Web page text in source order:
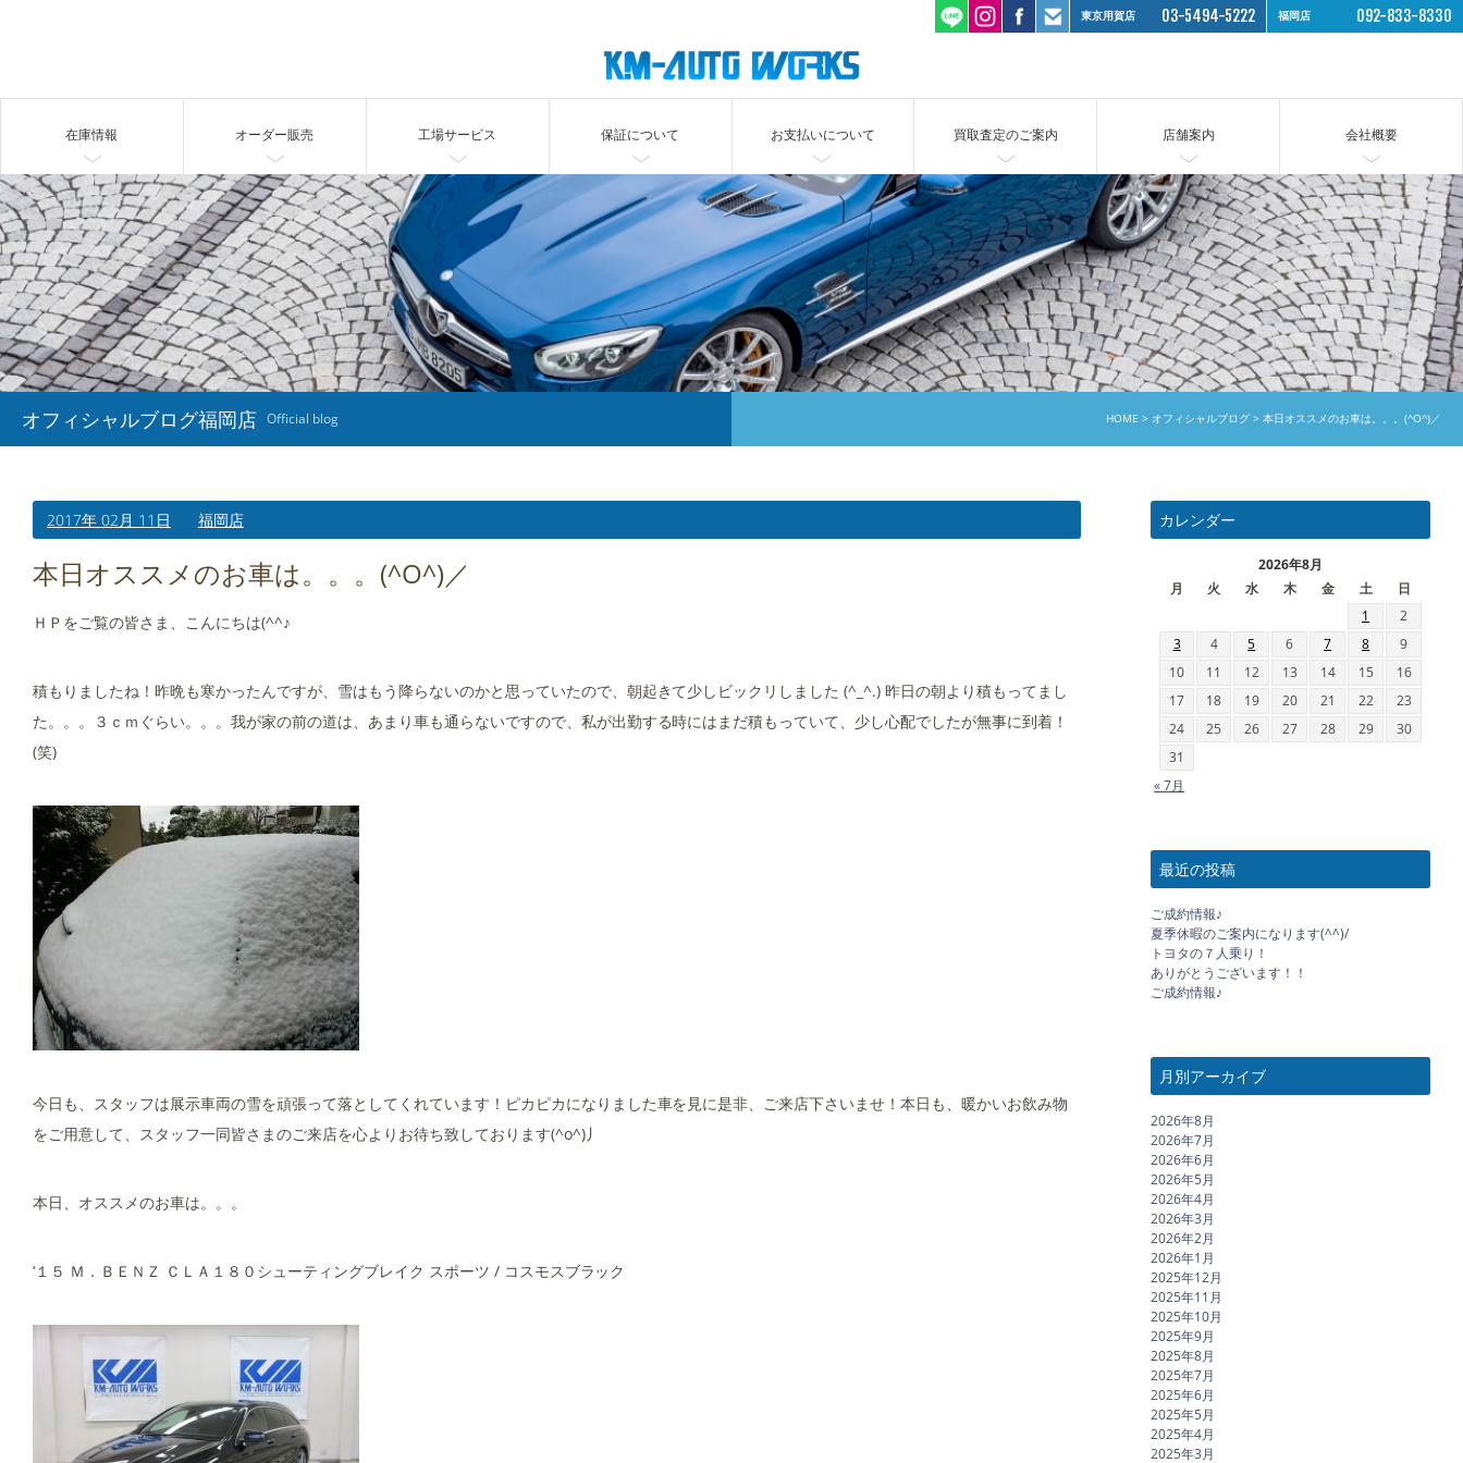
東京用賀店 03-5494-5222 福岡店 092-833-8330
在庫情報 オーダー販売 工場サービス 保証について お支払いについて 買取査定のご案内 店舗案内 会社概要
オフィシャルブログ福岡店 Official blog HOME オフィシャルブログ 本日オススメのお車は。。。(^O^)／
2017年 02月 11日 福岡店
本日オススメのお車は。。。(^O^)／
ＨＰをご覧の皆さま、こんにちは(^^♪
積もりましたね！昨晩も寒かったんですが、雪はもう降らないのかと思っていたので、朝起きて少しビックリしました (^_^.) 昨日の朝より積もってまし
た。。。３ｃｍぐらい。。。我が家の前の道は、あまり車も通らないですので、私が出勤する時にはまだ積もっていて、少し心配でしたが無事に到着！
(笑)
今日も、スタッフは展示車両の雪を頑張って落としてくれています！ピカピカになりました車を見に是非、ご来店下さいませ！本日も、暖かいお飲み物
をご用意して、スタッフ一同皆さまのご来店を心よりお待ち致しております(^o^)丿
本日、オススメのお車は。。。
‘１５ Ｍ．ＢＥＮＺ ＣＬＡ１８０シューティングブレイク スポーツ / コスモスブラック
カレンダー
2026年8月
月
火 水 木 金 土
日
1
2
3
4 5 6 7 8
9
10
11 12 13 14 15
16
17
18 19 20 21 22
23
24
25 26 27 28 29
30
31
« 7月
最近の投稿
ご成約情報♪
夏季休暇のご案内になります(^^)/
トヨタの７人乗り！
ありがとうございます！！
ご成約情報♪
月別アーカイブ
2026年8月
2026年7月
2026年6月
2026年5月
2026年4月
2026年3月
2026年2月
2026年1月
2025年12月
2025年11月
2025年10月
2025年9月
2025年8月
2025年7月
2025年6月
2025年5月
2025年4月
2025年3月